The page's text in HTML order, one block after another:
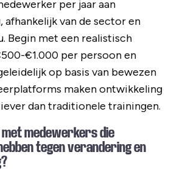
per jaar aan
van de sector en
Begin met een realistisch
€1.000 per persoon en
op basis van bewezen
maken ontwikkeling
dan traditionele trainingen.
met medewerkers die
tegen verandering en